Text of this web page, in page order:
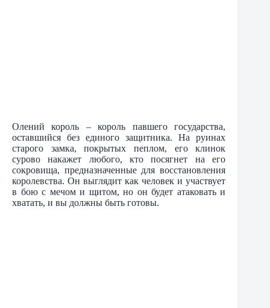
Олений король – король павшего государства,
оставшийся без единого защитника. На руинах
старого замка, покрытых пеплом, его клинок
сурово накажет любого, кто посягнет на его
сокровища, предназначенные для восстановления
королевства. Он выглядит как человек и участвует
в бою с мечом и щитом, но он будет атаковать и
хватать, и вы должны быть готовы.